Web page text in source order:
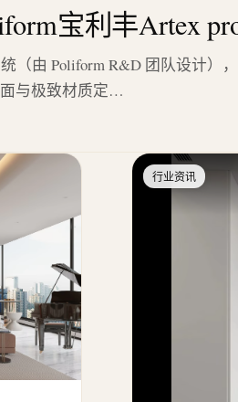
宝利丰Artex
（由 Poliform R&D 团队设计）
与极致材质定…
行业资讯